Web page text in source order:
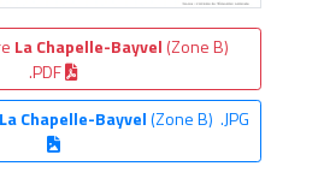
La Chapelle-Bayvel (Zone B)
.PDF
La Chapelle-Bayvel(Zone B) .JPG